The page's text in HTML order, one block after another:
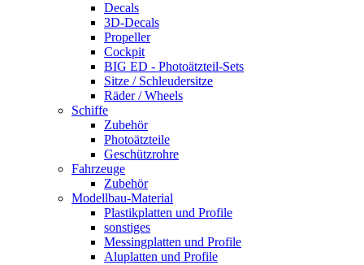
Decals
3D-Decals
Propeller
Cockpit
BIG ED - Photoätzteil-Sets
Sitze / Schleudersitze
Räder / Wheels
Schiffe
Zubehör
Photoätzteile
Geschützrohre
Fahrzeuge
Zubehör
Modellbau-Material
Plastikplatten und Profile
sonstiges
Messingplatten und Profile
Aluplatten und Profile